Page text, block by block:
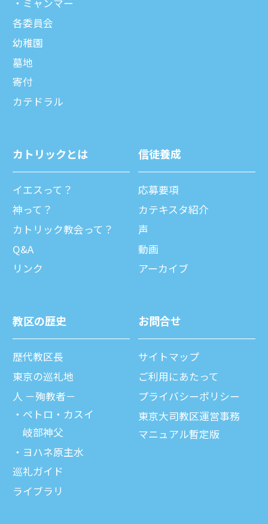
ミャンマー
各委員会
幼稚園
墓地
寄付
カテドラル
カトリックとは
イエスって？
神って？
カトリック教会って？
Q&A
リンク
信徒養成
応募要項
カテキスタ紹介
声
動画
アーカイブ
教区の歴史
歴代教区⻑
東京の巡礼地
⼈ －殉教者－
ペトロ・カスイ
岐部神父
ヨハネ原主水
巡礼ガイド
ライブラリ
お問合せ
サイトマップ
ご利⽤にあたって
プライバシーポリシー
東京大司教区運営事務
マニュアル暫定版